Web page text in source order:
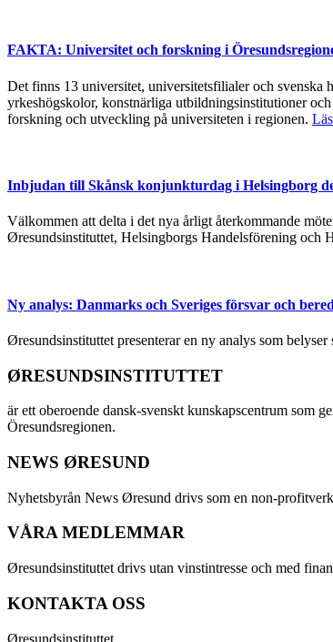
FAKTA: Universitet och forskning i
Det finns 13 universitet, universitetsfilialer och svenska
yrkeshögskolor, konstnärliga utbildningsinstitutioner
forskning och utveckling på universiteten i regionen.
Inbjudan till Skånsk konjunkturdag i Helsingborg
Välkommen att delta i det nya årligt återkommande
Øresundsinstituttet, Helsingborgs Handelsförening och
Ny analys: Danmarks och Sveriges försvar och
Øresundsinstituttet presenterar en ny analys som
ØRESUNDSINSTITUTTET
är ett oberoende dansk-svenskt kunskapscentrum som
Öresundsregionen.
NEWS ØRESUND
Nyhetsbyrån News Øresund drivs som en non-
VÅRA MEDLEMMAR
Øresundsinstituttet drivs utan vinst­intresse och med
KONTAKTA OSS
Øresundsinstituttet